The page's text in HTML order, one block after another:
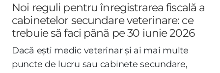
Noi reguli pentru înregistrarea fiscală a
cabinetelor secundare veterinare: ce
trebuie să faci până pe 30 iunie 2026
Dacă ești medic veterinar și ai mai multe
puncte de lucru sau cabinete secundare,